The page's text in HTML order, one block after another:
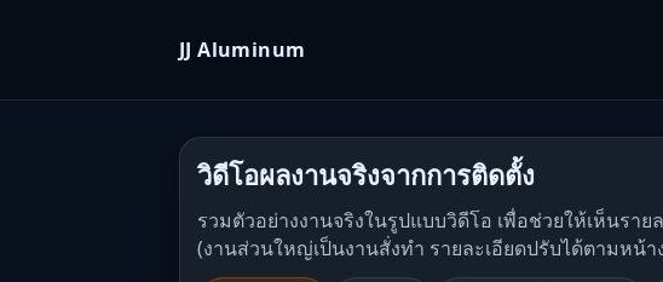
JJ Aluminum
วิดีโอผลงานจริงจากการติดตั้ง
รวมตัวอย่างงานจริงในรูปแบบวิดีโอ เพื่อช่วยให้เห็นรา
(งานส่วนใหญ่เป็นงานสั่งทำ รายละเอียดปรับได้ตามหน้า